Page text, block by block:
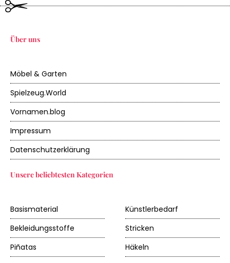
Über uns
Möbel & Garten
Spielzeug.World
Vornamen.blog
Impressum
Datenschutzerklärung
Unsere beliebtesten Kategorien
Basismaterial
Künstlerbedarf
Bekleidungsstoffe
Stricken
Piñatas
Häkeln